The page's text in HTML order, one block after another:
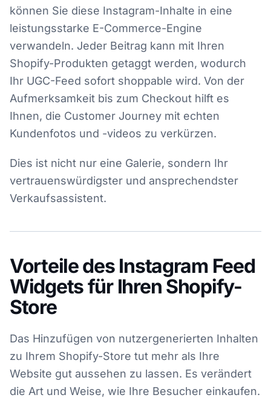
können Sie diese Instagram-Inhalte in eine
leistungsstarke E-Commerce-Engine
verwandeln. Jeder Beitrag kann mit Ihren
Shopify-Produkten getaggt werden, wodurch
Ihr UGC-Feed sofort shoppable wird. Von der
Aufmerksamkeit bis zum Checkout hilft es
Ihnen, die Customer Journey mit echten
Kundenfotos und -videos zu verkürzen.
Dies ist nicht nur eine Galerie, sondern Ihr
vertrauenswürdigster und ansprechendster
Verkaufsassistent.
Vorteile des Instagram Feed
Widgets für Ihren Shopify-
Store
Das Hinzufügen von nutzergenerierten Inhalten
zu Ihrem Shopify-Store tut mehr als Ihre
Website gut aussehen zu lassen. Es verändert
die Art und Weise, wie Ihre Besucher einkaufen.